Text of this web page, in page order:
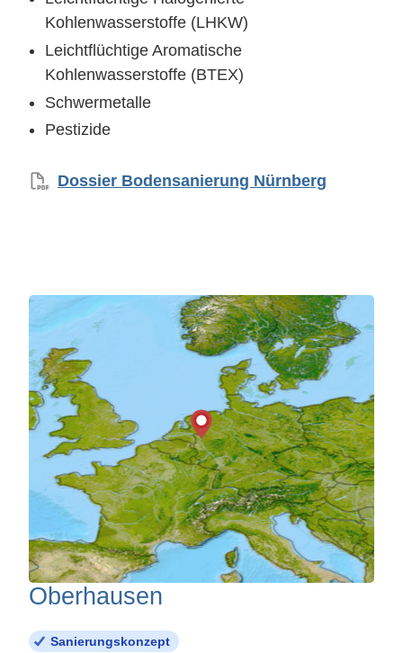
Kohlenwasserstoffe (LHKW)
Leichtflüchtige Aromatische
Kohlenwasserstoffe (BTEX)
Schwermetalle
Pestizide
Dossier Bodensanierung Nürnberg
Oberhausen
Sanierungskonzept